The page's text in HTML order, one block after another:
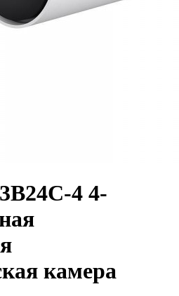
4 4-
камера